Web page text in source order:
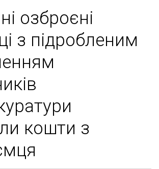
озброєні
з підробленим
кошти з